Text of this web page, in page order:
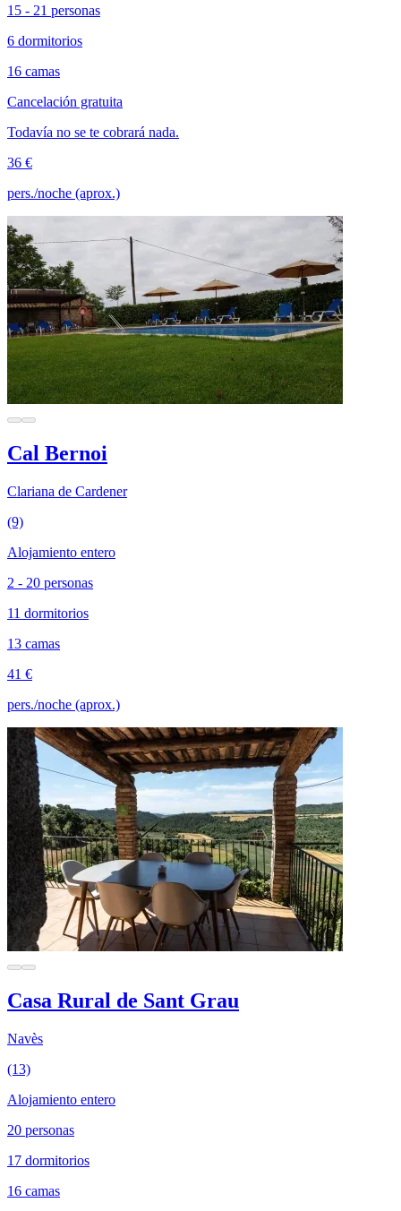
15 - 21 personas
6 dormitorios
16 camas
Cancelación gratuita
Todavía no se te cobrará nada.
36 €
pers./noche (aprox.)
Cal Bernoi
Clariana de Cardener
(9)
Alojamiento entero
2 - 20 personas
11 dormitorios
13 camas
41 €
pers./noche (aprox.)
Casa Rural de Sant Grau
Navès
(13)
Alojamiento entero
20 personas
17 dormitorios
16 camas